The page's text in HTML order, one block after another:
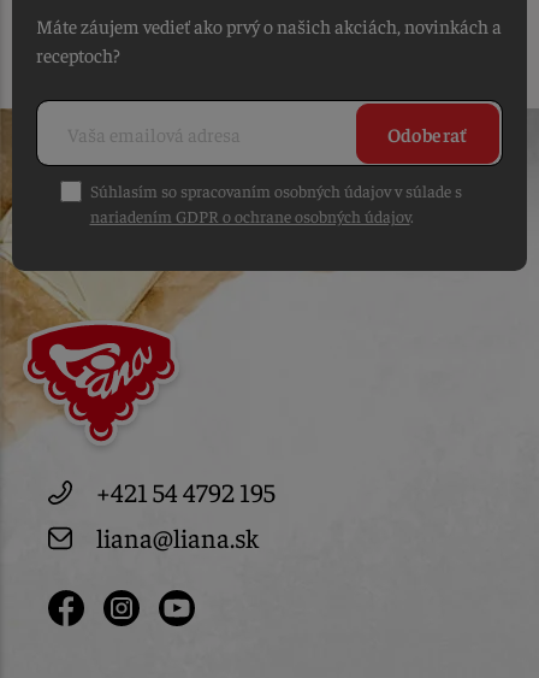
Máte záujem vedieť ako prvý o našich akciách, novinkách a
receptoch?
Odoberať
Súhlasím so spracovaním osobných údajov v súlade s
nariadením GDPR o ochrane osobných údajov.
+421 54 4792 195
liana@liana.sk